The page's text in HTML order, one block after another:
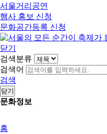
서울거리공연
행사 홍보 신청
문화공간등록 신청
닫기
검색분류
검색어
검색
닫기
문화정보
홈